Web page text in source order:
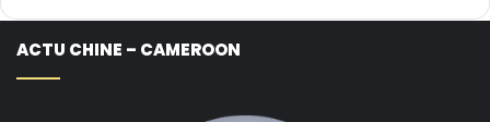
ACTU CHINE – CAMEROON